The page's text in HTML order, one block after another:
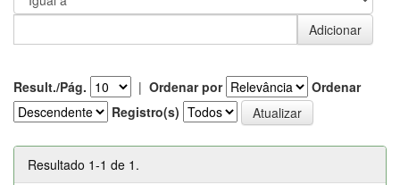
Result./Pág. | Ordenar por
Ordenar
Registro(s)
Resultado 1-1 de 1.